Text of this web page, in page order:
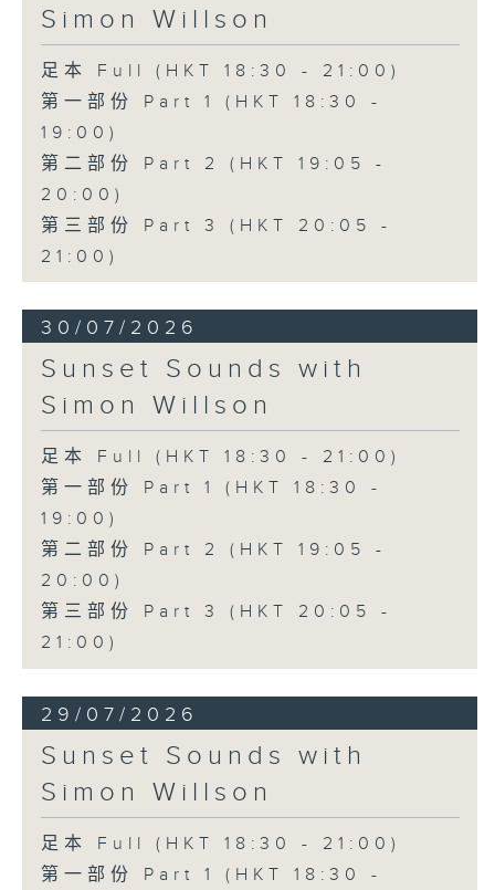
Simon Willson
足本 Full (HKT 18:30 - 21:00)
第一部份 Part 1 (HKT 18:30 -
19:00)
第二部份 Part 2 (HKT 19:05 -
20:00)
第三部份 Part 3 (HKT 20:05 -
21:00)
30/07/2026
Sunset Sounds with
Simon Willson
足本 Full (HKT 18:30 - 21:00)
第一部份 Part 1 (HKT 18:30 -
19:00)
第二部份 Part 2 (HKT 19:05 -
20:00)
第三部份 Part 3 (HKT 20:05 -
21:00)
29/07/2026
Sunset Sounds with
Simon Willson
足本 Full (HKT 18:30 - 21:00)
第一部份 Part 1 (HKT 18:30 -